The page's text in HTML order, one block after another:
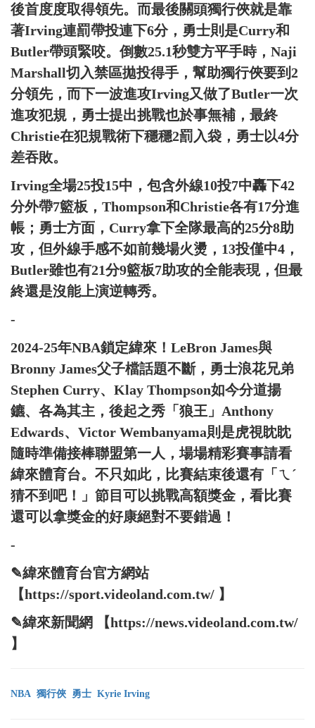
後首度度取得領先。而最後關頭獨行俠就是靠
著Irving連罰帶投連下6分，勇士則是Curry和
Butler帶頭緊咬。倒數25.1秒雙方平手時，Naji
Marshall切入禁區拋投得手，幫助獨行俠要到2
分領先，而下一波進攻Irving又做了Butler一次
進攻犯規，勇士提出挑戰也於事無補，最終
Christie在犯規戰術下穩穩2罰入袋，勇士以4分
差吞敗。
Irving全場25投15中，包含外線10投7中轟下42
分外帶7籃板，Thompson和Christie各有17分進
帳；勇士方面，Curry拿下全隊最高的25分8助
攻，但外線手感不如前幾場火燙，13投僅中4，
Butler雖也有21分9籃板7助攻的全能表現，但最
終還是沒能上演逆轉秀。
-
2024-25年NBA鎖定緯來！LeBron James與
Bronny James父子檔話題不斷，勇士浪花兄弟
Stephen Curry、Klay Thompson如今分道揚
鑣、各為其主，後起之秀「狼王」Anthony
Edwards、Victor Wembanyama則是虎視眈眈
隨時準備接棒聯盟第一人，場場精彩賽事請看
緯來體育台。不只如此，比賽結束後還有「ㄟˊ
猜不到吧！」節目可以挑戰高額獎金，看比賽
還可以拿獎金的好康絕對不要錯過！
-
✎緯來體育台官方網站
【https://sport.videoland.com.tw/ 】
✎緯來新聞網 【https://news.videoland.com.tw/
】
NBA 獨行俠 勇士 Kyrie Irving